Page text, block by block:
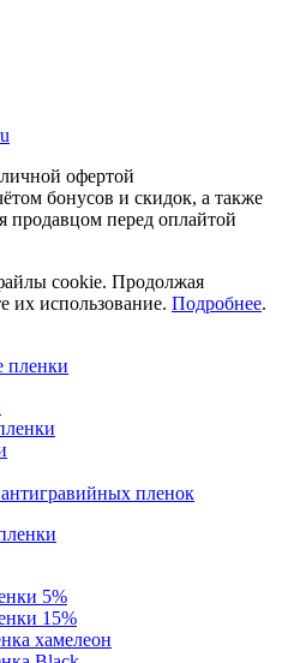
офертой
бонусов и скидок, а также
продавцом перед оплайтой
cookie. Продолжая
их использование. Подробнее.
пленок
5%
15%
хамелеон